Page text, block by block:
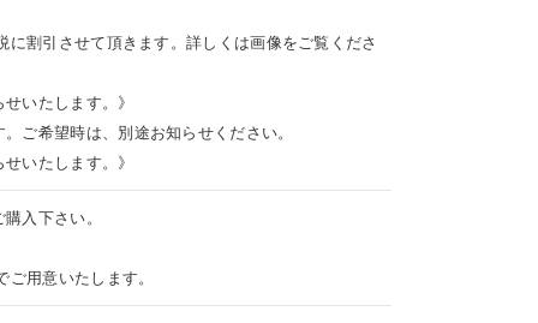
割引させて頂きます。詳しくは画像をご覧くださ
いたします。》
ご希望時は、別途お知らせください。
いたします。》
入下さい。
用意いたします。